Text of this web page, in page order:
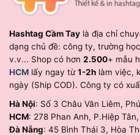
Hashtag Cầm Tay là địa chỉ
dạng chủ đề: công ty, trường
v.v... Shop có hơn 2.500+ mẫu
HCM lấy ngay từ1-2h làm việc,
ngày (Ship COD). Công ty có
Hà Nội: Số 3 Châu Văn Liêm,
HCM: 278 Phan Anh, P.Hiệp
Đà Nẵng: 45 Bình Thái 3, Hòa